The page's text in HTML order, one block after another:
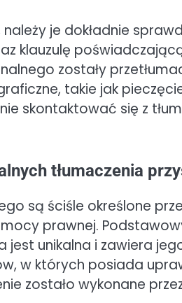
je dokładnie
klauzulę
zostały
takie jak
skontaktować się z
tłumaczenia
są ściśle określone
prawnej.
unikalna i zawiera
w których posiada
zostało wykonane